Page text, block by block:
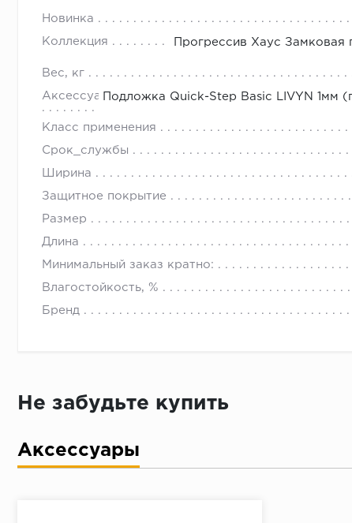
Новинка
Коллекция Прогрессив Хаус
Вес, кг
АксессуарыПодложка Quick-Step Basic LIVYN 1мм
Класс применения
Срок_службы
Ширина
Защитное покрытие
Размер
Длина
Минимальный заказ кратно:
Влагостойкость, %
Бренд
Можно купить в нашем интернет-магазине со
Не забудьте купить
Аксессуары